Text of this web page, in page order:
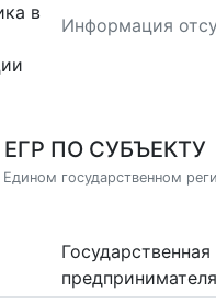
в
Информация
ПО СУБЪЕКТУ
государственном
предпринимателя